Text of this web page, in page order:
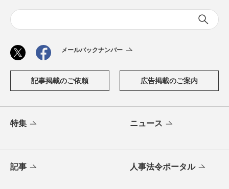
メールバックナンバー
記事掲載のご依頼 広告掲載のご案内
特集 ニュース
記事 人事法令ポータル